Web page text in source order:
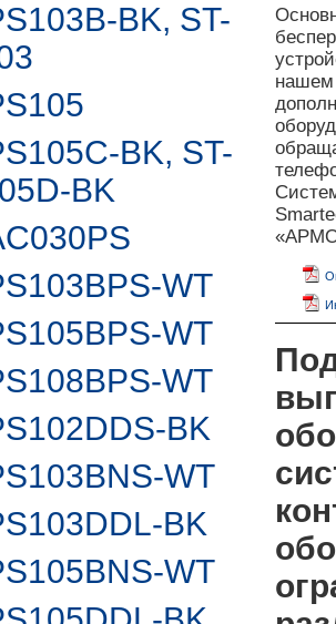
BK, ST-
BK, ST-
BK
WT
WT
WT
BK
WT
BK
WT